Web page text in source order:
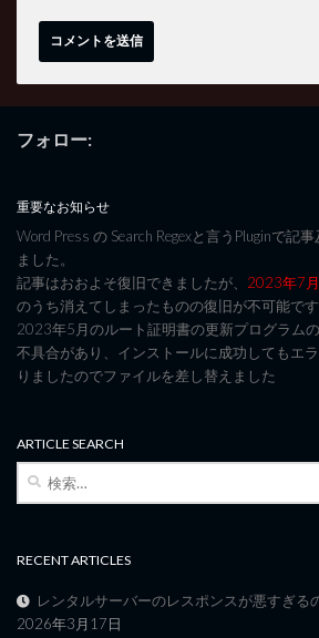
フォロー:
重要なお知らせ
Word Press の Search Regexと言うPluginで記
ました。
記事はおおよそ復旧できましたが、 2023年7月
のうち消えてしまったものの復旧が不可能です
2023年5月のルート証明書の更新プログラム
不具合があり、インストールに成功してもエ
りましたのでファイルを差し替えました
ARTICLE SEARCH
RECENT ARTICLES
レンタルサーバーのレスポンスが悪すぎる
2026年3月17日